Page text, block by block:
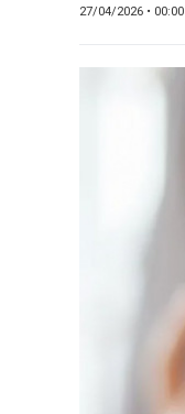
MARKETPLACE
27/04/2026 • 00:00